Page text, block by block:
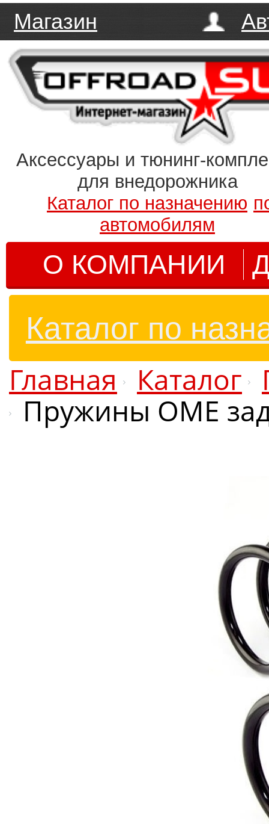
Магазин
Аксессуары и тюнинг-
для внедорожника
Каталог по назначению
автомобилям
О КОМПАНИИ
Каталог по
Главная Каталог
Пружины OME